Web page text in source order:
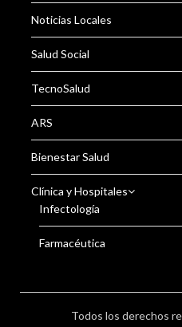
Noticias Locales
Salud Social
TecnoSalud
ARS
Bienestar Salud
Clínica y Hospitales
Infectología
Farmacéutica
Todos los derechos